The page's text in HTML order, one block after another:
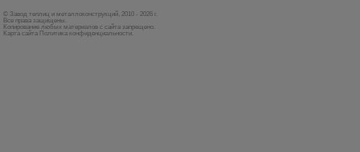
© Завод теплиц и металлоконструкций, 2010 - 2026 г.
Все права защищены.
Копирование любых материалов с сайта запрещено.
Карта сайта Политика конфиденциальности